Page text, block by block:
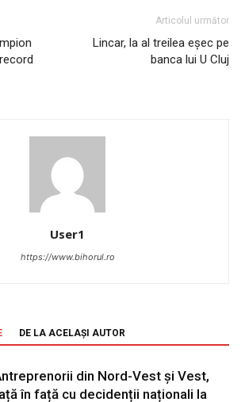
Articolul următor
Lincar, la al treilea eșec pe
banca lui U Cluj
User1
https://www.bihorul.ro
DE LA ACELAȘI AUTOR
din Nord-Vest și Vest,
în față cu decidenții naționali la